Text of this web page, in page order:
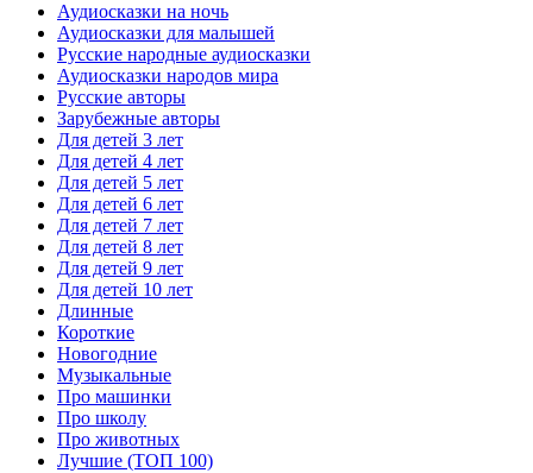
Аудиосказки на ночь
Аудиосказки для малышей
Русские народные аудиосказки
Аудиосказки народов мира
Русские авторы
Зарубежные авторы
Для детей 3 лет
Для детей 4 лет
Для детей 5 лет
Для детей 6 лет
Для детей 7 лет
Для детей 8 лет
Для детей 9 лет
Для детей 10 лет
Длинные
Короткие
Новогодние
Музыкальные
Про машинки
Про школу
Про животных
Лучшие (ТОП 100)